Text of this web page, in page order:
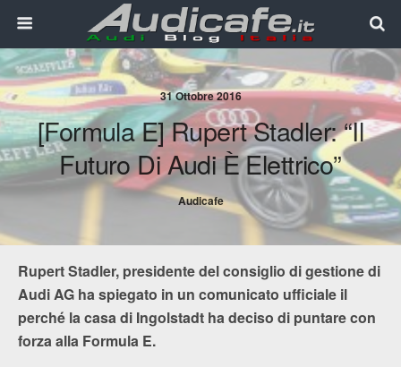
31 Ottobre 2016
[Formula E] Rupert Stadler: “Il
Futuro Di Audi È Elettrico”
Audicafe
Rupert Stadler, presidente del consiglio di gestione di
Audi AG ha spiegato in un comunicato ufficiale il
perché la casa di Ingolstadt ha deciso di puntare con
forza alla Formula E.